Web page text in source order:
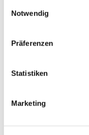
Cookies, wenn Sie
Notwendig
Präferenzen
Statistiken
Marketing